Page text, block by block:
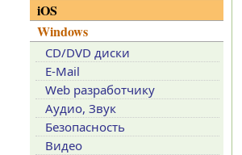
iOS
Windows
CD/DVD диски
E-Mail
Web разработчику
Аудио, Звук
Безопасность
Видео